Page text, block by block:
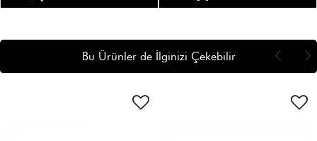
Bu Ürünler de İlginizi Çekebilir